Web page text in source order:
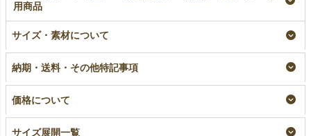
用商品
【小ロット】ホック付
き不織布ショルダーバ
枚入～
小ロット
【名入れ大ロット】ホ
ズ｜100枚入（1000枚
以上専用）
ホック付き不織布ショ
ルダーバッグ 中横サ
サイズ・素材について
納期・送料・その他特記事項
価格について
サイズ展開一覧